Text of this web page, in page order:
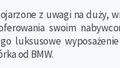
z uwagi na duży,
swoim
luksusowe
od BMW.